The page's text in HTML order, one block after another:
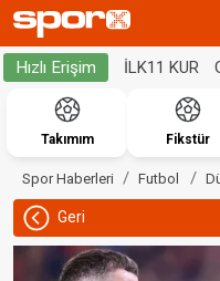
Hızlı Erişim İLK11 KUR
Takımım Fikstür
Spor Haberleri Futbol
Geri